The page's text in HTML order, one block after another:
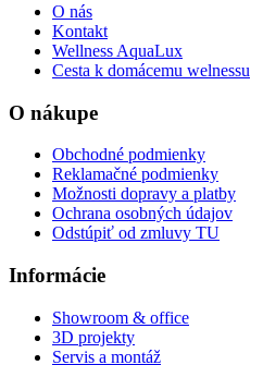
O nás
Kontakt
Wellness AquaLux
Cesta k domácemu welnessu
O nákupe
Obchodné podmienky
Reklamačné podmienky
Možnosti dopravy a platby
Ochrana osobných údajov
Odstúpiť od zmluvy TU
Informácie
Showroom & office
3D projekty
Servis a montáž